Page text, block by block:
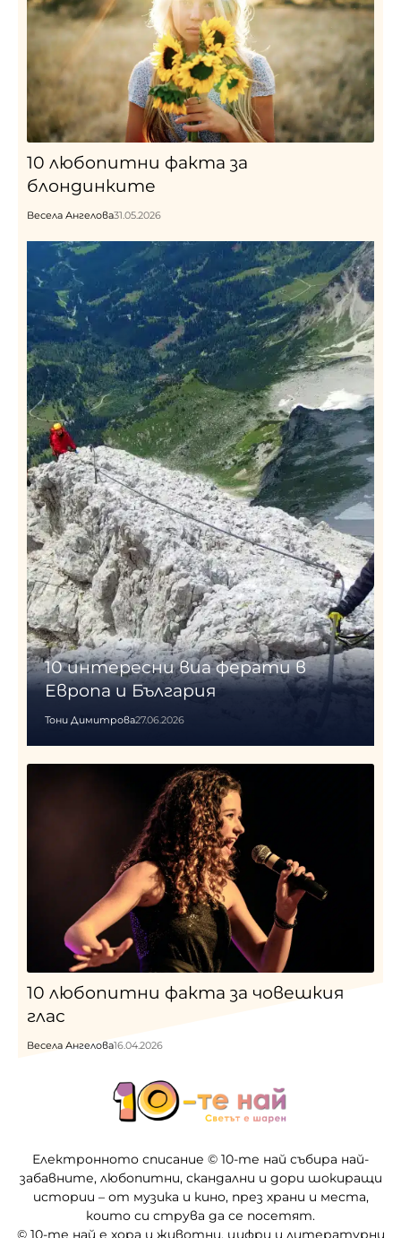
10 любопитни факта за
блондинките
Весела Ангелова31.05.2026
10 интересни виа ферати в
Европа и България
Тони Димитрова27.06.2026
10 любопитни факта за човешкия
глас
Весела Ангелова16.04.2026
Електронното списание © 10-те най събира най-
забавните, любопитни, скандални и дори шокиращи
истории – от музика и кино, през храни и места,
които си струва да се посетят.